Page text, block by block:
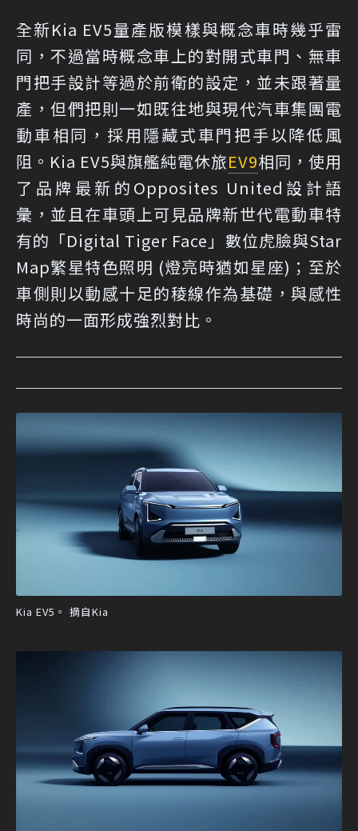
全新Kia EV5量產版模樣與概念車時幾乎雷
同，不過當時概念車上的對開式車門、無車
門把手設計等過於前衛的設定，並未跟著量
產，但們把則一如既往地與現代汽車集團電
動車相同，採用隱藏式車門把手以降低風
阻。Kia EV5與旗艦純電休旅EV9相同，使用
了品牌最新的Opposites United設計語
彙，並且在車頭上可見品牌新世代電動車特
有的「Digital Tiger Face」數位虎臉與Star
Map繁星特色照明 (燈亮時猶如星座)；至於
車側則以動感十足的稜線作為基礎，與感性
時尚的一面形成強烈對比。
Kia EV5。 摘自Kia